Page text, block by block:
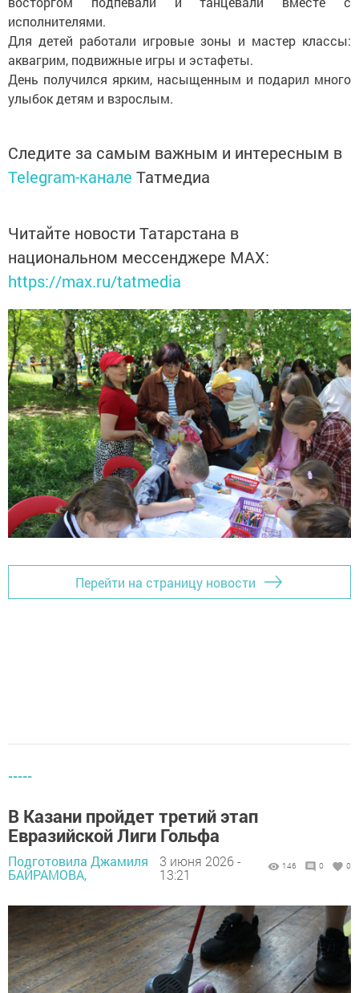
исполнителями.
Для детей работали игровые зоны и мастер классы:
аквагрим, подвижные игры и эстафеты.
День получился ярким, насыщенным и подарил много
улыбок детям и взрослым.
Следите за самым важным и интересным в
Telegram-канале Татмедиа
Читайте новости Татарстана в
национальном мессенджере MАХ:
https://max.ru/tatmedia
Перейти на страницу новости
-----
В Казани пройдет третий этап
Евразийской Лиги Гольфа
Подготовила Джамиля
БАЙРАМОВА,
3 июня 2026 -
13:21
146 0 0